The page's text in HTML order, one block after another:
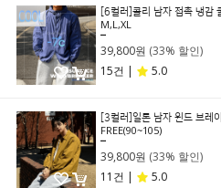
[6컬러]콜리 남자 접촉 냉감
M,L,XL
39,800원 (33% 할인)
15건 |
5.0
[3컬러]일론 남자 윈드 브레
FREE(90~105)
39,800원 (33% 할인)
11건 |
5.0